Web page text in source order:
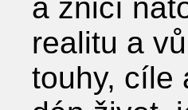
a zničí
realitu a
touhy, cíle